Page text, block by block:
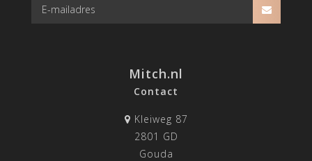
Mitch.nl
Contact
Kleiweg 87
2801 GD
Gouda